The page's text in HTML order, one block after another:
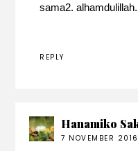
sama2.
REPLY
Hanamiko
7 NOVEMBER